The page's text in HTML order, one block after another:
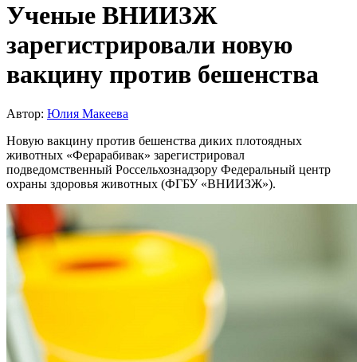
Ученые ВНИИЗЖ
зарегистрировали новую
вакцину против бешенства
Автор: Юлия Макеева
Новую вакцину против бешенства диких плотоядных
животных «Ферарабивак» зарегистрировал
подведомственный Россельхознадзору Федеральный центр
охраны здоровья животных (ФГБУ «ВНИИЗЖ»).